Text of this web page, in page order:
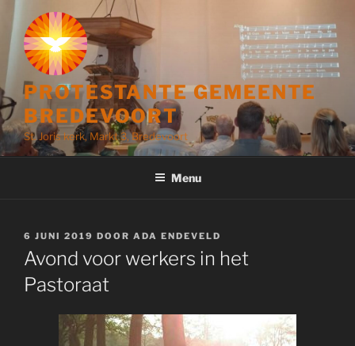
naar
de
inhoud
PROTESTANTE GEMEENTE
BREDEVOORT
St. Joris kerk, Markt 3, Bredevoort
Menu
GEPLAATST
OP
6 JUNI 2019 DOOR ADA ENDEVELD
Avond voor werkers in het
Pastoraat